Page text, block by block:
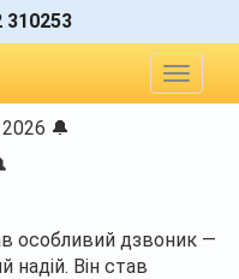
310253
Toggle
🔔
особливий дзвоник —
надій. Він став